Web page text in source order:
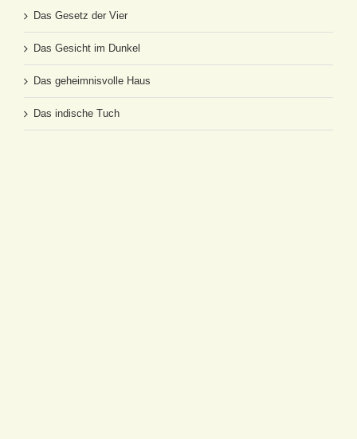
Das Gesetz der Vier
Das Gesicht im Dunkel
Das geheimnisvolle Haus
Das indische Tuch